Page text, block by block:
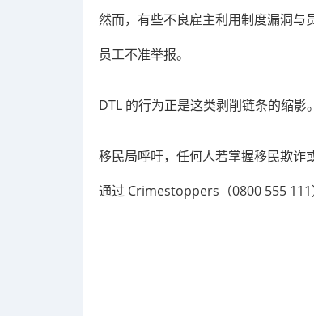
然而，有些不良雇主利用制度漏洞与
员工不准举报。
DTL 的行为正是这类剥削链条的缩影。
移民局呼吁，任何人若掌握移民欺诈
通过 Crimestoppers（0800 555 111